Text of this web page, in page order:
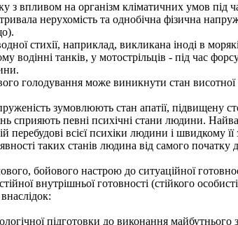
з впливом на організм кліматичних умов під
нерухомість та однобічна фізична
стихії, наприклад, викликана іноді в
водінні танків, у мотострільців - під час
голодування може виникнути стан
зумовлюють стан апатії, підвищену
сприяють певні психічні стани людини.
всієї психіки людини і швидкому
таких станів людина від самого
бойового настрою до ситуаційної
внутрішньої готовності (стійкого
підготовки до виконання